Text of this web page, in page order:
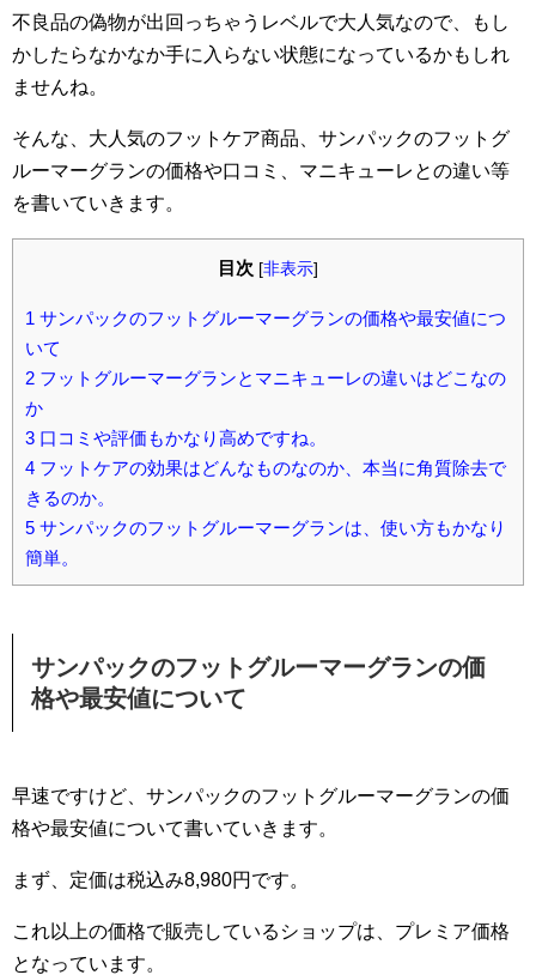
不良品の偽物が出回っちゃうレベルで大人気なので、もし
かしたらなかなか手に入らない状態になっているかもしれ
ませんね。
そんな、大人気のフットケア商品、サンパックのフットグ
ルーマーグランの価格や口コミ、マニキューレとの違い等
を書いていきます。
目次 [非表示]
1 サンパックのフットグルーマーグランの価格や最安値につ
いて
2 フットグルーマーグランとマニキューレの違いはどこなの
か
3 口コミや評価もかなり高めですね。
4 フットケアの効果はどんなものなのか、本当に角質除去で
きるのか。
5 サンパックのフットグルーマーグランは、使い方もかなり
簡単。
サンパックのフットグルーマーグランの価
格や最安値について
早速ですけど、サンパックのフットグルーマーグランの価
格や最安値について書いていきます。
まず、定価は税込み8,980円です。
これ以上の価格で販売しているショップは、プレミア価格
となっています。